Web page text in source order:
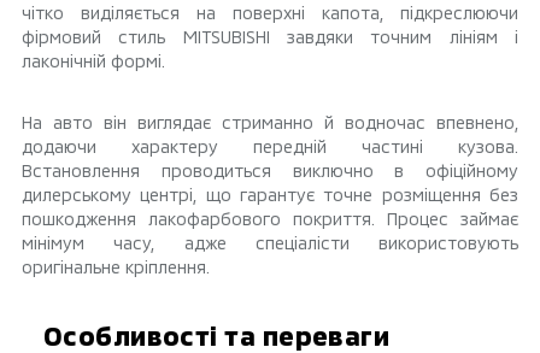
чітко виділяється на поверхні капота, підкреслюючи
фірмовий стиль MITSUBISHI завдяки точним лініям і
лаконічній формі.
На авто він виглядає стриманно й водночас впевнено,
додаючи характеру передній частині кузова.
Встановлення проводиться виключно в офіційному
дилерському центрі, що гарантує точне розміщення без
пошкодження лакофарбового покриття. Процес займає
мінімум часу, адже спеціалісти використовують
оригінальне кріплення.
Особливості та переваги